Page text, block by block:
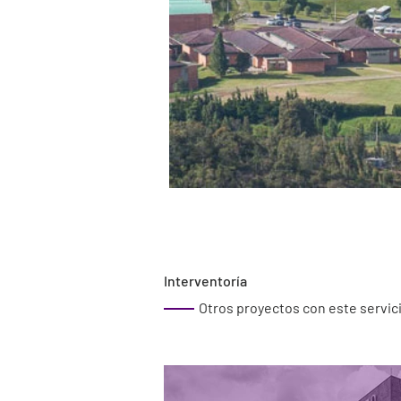
Interventoría
Otros proyectos con este